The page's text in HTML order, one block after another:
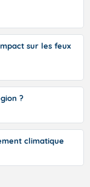
sur les feux
?
climatique